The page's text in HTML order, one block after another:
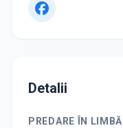
Detalii
PREDARE ÎN LIMBĂ